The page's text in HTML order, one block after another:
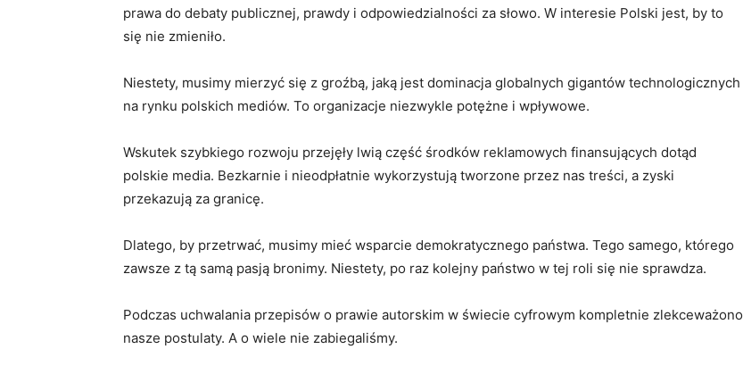
prawa do debaty publicznej, prawdy i odpowiedzialności za słowo. W interesie Polski jest, by to
się nie zmieniło.
Niestety, musimy mierzyć się z groźbą, jaką jest dominacja globalnych gigantów technologicznych
na rynku polskich mediów. To organizacje niezwykle potężne i wpływowe.
Wskutek szybkiego rozwoju przejęły lwią część środków reklamowych finansujących dotąd
polskie media. Bezkarnie i nieodpłatnie wykorzystują tworzone przez nas treści, a zyski
przekazują za granicę.
Dlatego, by przetrwać, musimy mieć wsparcie demokratycznego państwa. Tego samego, którego
zawsze z tą samą pasją bronimy. Niestety, po raz kolejny państwo w tej roli się nie sprawdza.
Podczas uchwalania przepisów o prawie autorskim w świecie cyfrowym kompletnie zlekceważono
nasze postulaty. A o wiele nie zabiegaliśmy.